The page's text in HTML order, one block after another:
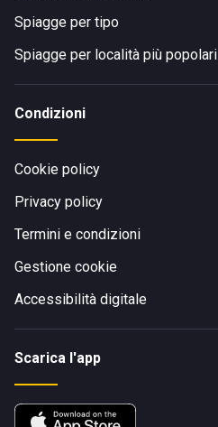
Spiagge per tipo
Spiagge per località più popolari
Condizioni
Cookie policy
Privacy policy
Termini e condizioni
Gestione cookie
Accessibilità digitale
Scarica l'app